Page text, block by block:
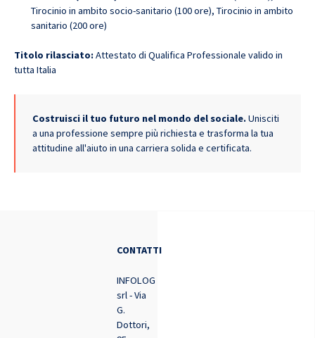
Tirocinio in ambito socio-sanitario (100 ore), Tirocinio in ambito
sanitario (200 ore)
Titolo rilasciato:Attestato di Qualifica Professionale valido in
tutta Italia
Costruisci il tuo futuro nel mondo del sociale.Unisciti
a una professione sempre più richiesta e trasforma la tua
attitudine all'aiuto in una carriera solida e certificata.
CONTATTI
INFOLOG
srl - Via
G.
Dottori,